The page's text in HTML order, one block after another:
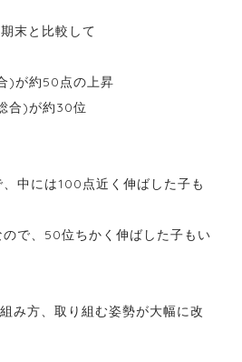
末と比較して
)が約50点の上昇
合)が約30位
中には100点近く伸ばした子も
で、50位ちかく伸ばした子もい
み方、取り組む姿勢が大幅に改